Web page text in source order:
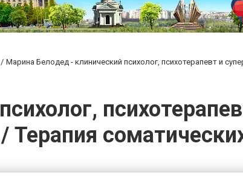
Марина Белодед - клинический психолог, психотерапевт и